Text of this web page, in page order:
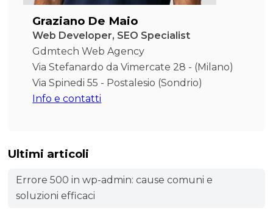
Graziano De Maio
Web Developer, SEO Specialist
Gdmtech Web Agency
Via Stefanardo da Vimercate 28 - (Milano)
Via Spinedi 55 - Postalesio (Sondrio)
Info e contatti
Ultimi articoli
Errore 500 in wp-admin: cause comuni e
soluzioni efficaci